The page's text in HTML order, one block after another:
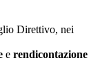
Direttivo, nei
e rendicontazione